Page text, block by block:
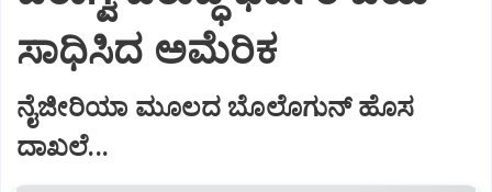
ಸಾಧಿಸಿದ ಅಮೆರಿಕ
ನೈಜೀರಿಯಾ ಮೂಲದ ಬೊಲೊಗುನ್ ಹೊಸ
ದಾಖಲೆ...